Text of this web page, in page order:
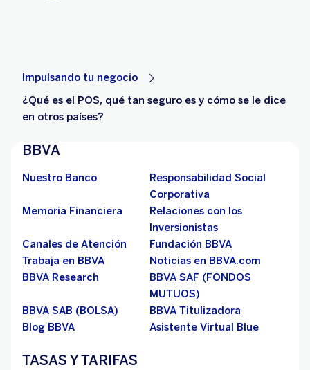
Impulsando tu negocio
¿Qué es el POS, qué tan seguro es y cómo se le dice
en otros países?
BBVA
Nuestro Banco
Responsabilidad Social
Corporativa
Memoria Financiera
Relaciones con los
Inversionistas
Canales de Atención
Fundación BBVA
Trabaja en BBVA
Noticias en BBVA.com
BBVA Research
BBVA SAF (FONDOS
MUTUOS)
BBVA SAB (BOLSA)
BBVA Titulizadora
Blog BBVA
Asistente Virtual Blue
TASAS Y TARIFAS